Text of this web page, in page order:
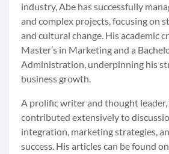
industry, Abe has successfully
and complex projects, focusing on
and cultural change. His academic
Master’s in Marketing and a
Administration, underpinning his
business growth.
A prolific writer and thought leader,
contributed extensively to
integration, marketing strategies,
success. His articles can be found